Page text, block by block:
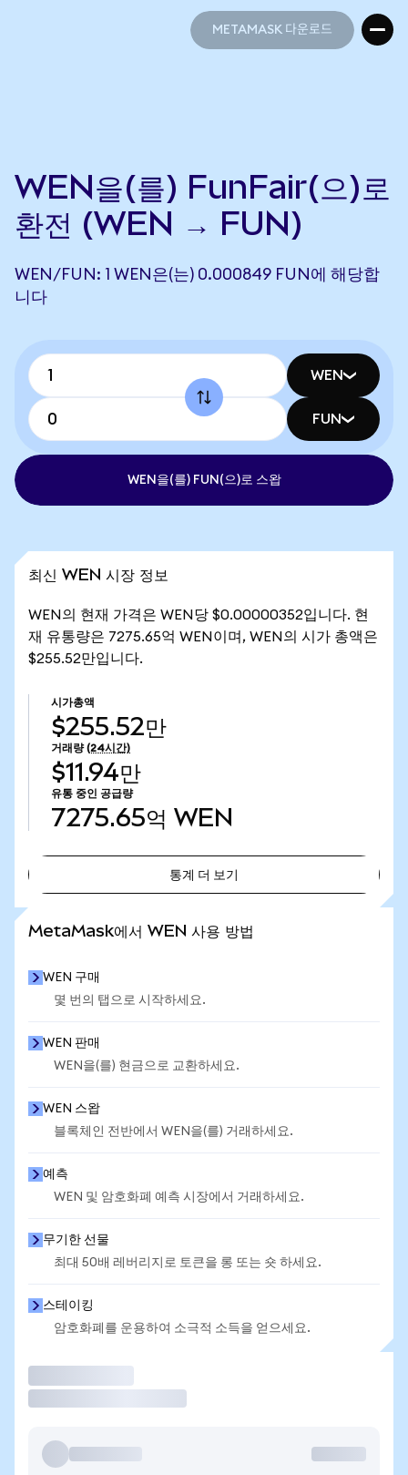
METAMASK 다운로드
WEN을(를) FunFair(으)로
환전 (WEN → FUN)
WEN/FUN: 1 WEN은(는) 0.000849 FUN에 해당합
니다
WEN
FUN
WEN을(를) FUN(으)로 스왑
최신 WEN 시장 정보
WEN의 현재 가격은 WEN당 $0.00000352입니다. 현
재 유통량은 7275.65억 WEN이며, WEN의 시가 총액은
$255.52만입니다.
시가총액
$255.52만
거래량 (24시간)
$11.94만
유통 중인 공급량
7275.65억 WEN
통계 더 보기
MetaMask에서 WEN 사용 방법
WEN 구매
몇 번의 탭으로 시작하세요.
WEN 판매
WEN을(를) 현금으로 교환하세요.
WEN 스왑
블록체인 전반에서 WEN을(를) 거래하세요.
예측
WEN 및 암호화폐 예측 시장에서 거래하세요.
무기한 선물
최대 50배 레버리지로 토큰을 롱 또는 숏 하세요.
스테이킹
암호화폐를 운용하여 소극적 소득을 얻으세요.